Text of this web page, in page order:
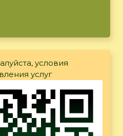
условия
услуг